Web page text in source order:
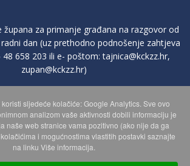
župana za primanje građana na razgovor od
dan (uz prethodno podnošenje zahtjeva
48 658 203 ili e- poštom:tajnica@kckzz.hr,
zupan@kckzz.hr)
PRIVATNOSTI OSOBNIH PODATAKA
MAPA WEBA
sljedeće kolačiće: Google Analytics. Sve ovo
analizom vaše aktivnosti dobili informaciju je
naše web stranice vama pozitivno (ako nije da ga
i mogućnostima vlastitih postavki saznajte
na linku Više informacija.